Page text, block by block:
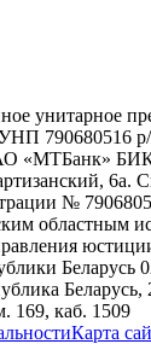
Тимирязева
Домбровская,
унитарное
790680516
«МТБанк»
6а.
№
областным
Беларусь
Беларусь,
169, каб. 1509
Карта